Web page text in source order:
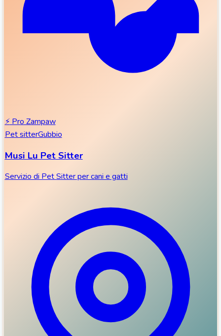
⚡Pro Zampaw
Pet sitterGubbio
Musi Lu Pet Sitter
Servizio di Pet Sitter per cani e gatti